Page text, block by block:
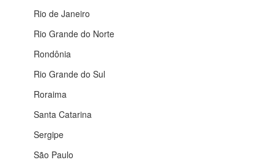
Rio de Janeiro
Rio Grande do Norte
Rondônia
Rio Grande do Sul
Roraima
Santa Catarina
Sergipe
São Paulo